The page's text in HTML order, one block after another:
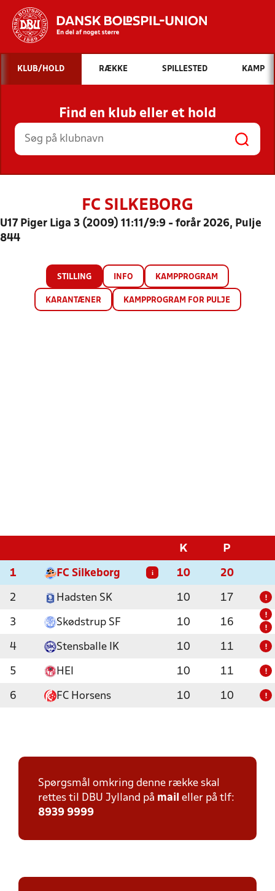
Hvad vil du søge efter?
INDHOLD OG NYHEDER
STILLINGER, RESULTATER, KLUBBER OG
HOLD
KLUB/HOLD RÆKKE SPILLESTED KAMP
Find en klub eller et hold
FC SILKEBORG
U17 Piger Liga 3 (2009) 11:11/9:9 - forår 2026, Pulje
844
STILLING INFO KAMPPROGRAM
KARANTÆNER KAMPPROGRAM FOR PULJE
K P
1 FC Silkeborg i 10 20
2 Hadsten SK 10 17 !
3 Skødstrup SF 10 16
!
!
4 Stensballe IK 10 11 !
5 HEI 10 11 !
6 FC Horsens 10 10 !
Spørgsmål omkring denne række skal
rettes til DBU Jylland på mail eller på tlf:
8939 9999